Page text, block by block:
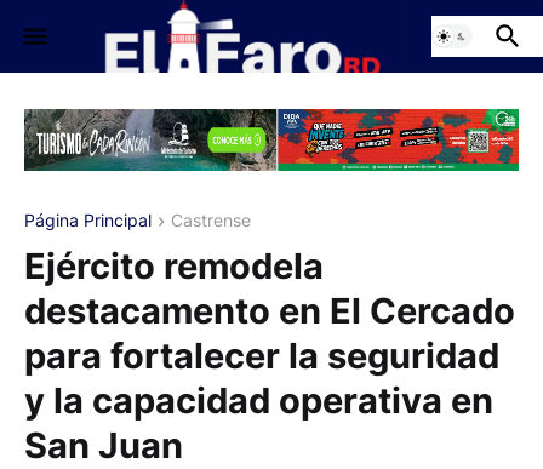
Página Principal Castrense
Ejército remodela
destacamento en El Cercado
para fortalecer la seguridad
y la capacidad operativa en
San Juan